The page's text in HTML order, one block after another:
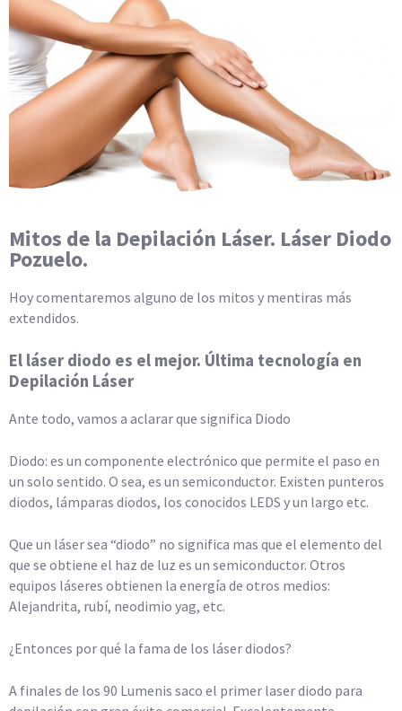
Mitos de la Depilación Láser. Láser Diodo
Pozuelo.
Hoy comentaremos alguno de los mitos y mentiras más
extendidos.
El láser diodo es el mejor. Última tecnología en
Depilación Láser
Ante todo, vamos a aclarar que significa Diodo
Diodo: es un componente electrónico que permite el paso en
un solo sentido. O sea, es un semiconductor. Existen punteros
diodos, lámparas diodos, los conocidos LEDS y un largo etc.
Que un láser sea “diodo” no significa mas que el elemento del
que se obtiene el haz de luz es un semiconductor. Otros
equipos láseres obtienen la energía de otros medios:
Alejandrita, rubí, neodimio yag, etc.
¿Entonces por qué la fama de los láser diodos?
A finales de los 90 Lumenis saco el primer laser diodo para